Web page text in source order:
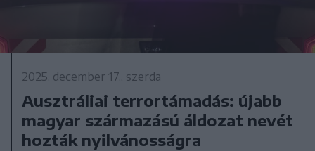
2025. december 17., szerda
Ausztráliai terrortámadás: újabb
magyar származású áldozat nevét
hozták nyilvánosságra